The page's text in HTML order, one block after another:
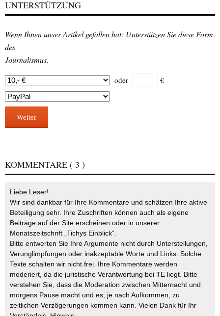
UNTERSTÜTZUNG
Wenn Ihnen unser Artikel gefallen hat: Unterstützen Sie diese Form
des
Journalismus.
oder €
Weiter
KOMMENTARE ( 3 )
Liebe Leser!
Wir sind dankbar für Ihre Kommentare und schätzen Ihre aktive
Beteiligung sehr. Ihre Zuschriften können auch als eigene
Beiträge auf der Site erscheinen oder in unserer
Monatszeitschrift „Tichys Einblick“.
Bitte entwerten Sie Ihre Argumente nicht durch Unterstellungen,
Verunglimpfungen oder inakzeptable Worte und Links. Solche
Texte schalten wir nicht frei. Ihre Kommentare werden
moderiert, da die juristische Verantwortung bei TE liegt. Bitte
verstehen Sie, dass die Moderation zwischen Mitternacht und
morgens Pause macht und es, je nach Aufkommen, zu
zeitlichen Verzögerungen kommen kann. Vielen Dank für Ihr